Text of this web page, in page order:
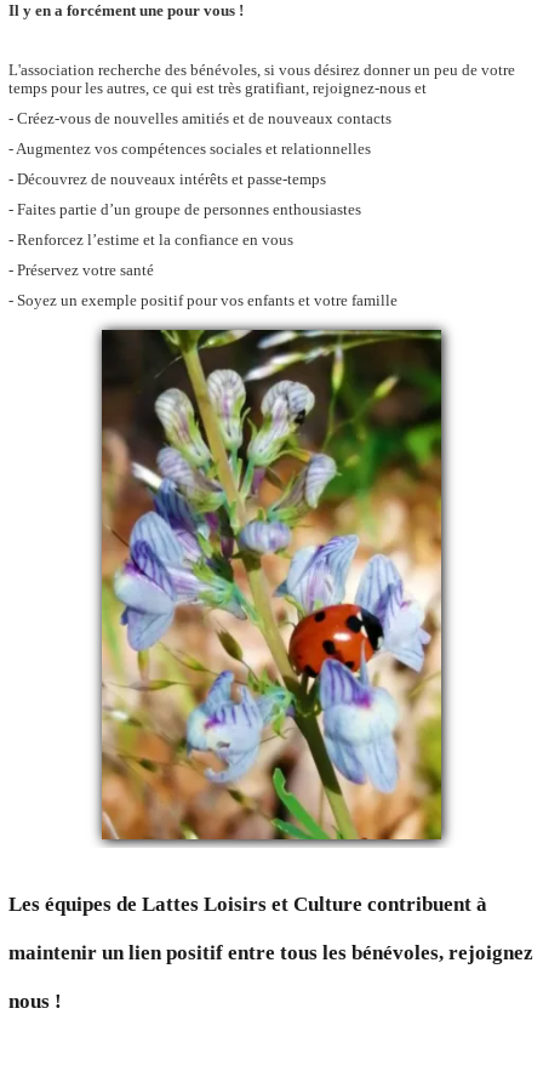
Il y en a forcément une pour vous !
L'association recherche des bénévoles, si vous désirez donner un peu de votre
temps pour les autres, ce qui est très gratifiant, rejoignez-nous et
- Créez-vous de nouvelles amitiés et de nouveaux contacts
- Augmentez vos compétences sociales et relationnelles
- Découvrez de nouveaux intérêts et passe-temps
- Faites partie d’un groupe de personnes enthousiastes
- Renforcez l’estime et la confiance en vous
- Préservez votre santé
- Soyez un exemple positif pour vos enfants et votre famille
Les équipes de Lattes Loisirs et Culture contribuent à
maintenir un lien positif entre tous les bénévoles, rejoignez
nous !